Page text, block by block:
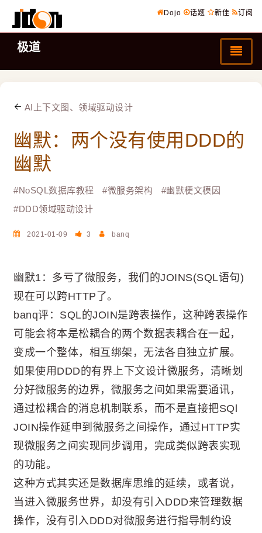
Dojo 话题 新佳 订阅
极道
AI上下文图、领域驱动设计
幽默：两个没有使用DDD的
幽默
#NoSQL数据库教程 #微服务架构 #幽默梗文模因
#DDD领域驱动设计
2021-01-09 3 banq
幽默1：多亏了微服务，我们的JOINS(SQL语句)
现在可以跨HTTP了。
banq评：SQL的JOIN是跨表操作，这种跨表操作
可能会将本是松耦合的两个数据表耦合在一起，
变成一个整体，相互绑架，无法各自独立扩展。
如果使用DDD的有界上下文设计微服务，清晰划
分好微服务的边界，微服务之间如果需要通讯，
通过松耦合的消息机制联系，而不是直接把SQl
JOIN操作延申到微服务之间操作，通过HTTP实
现微服务之间实现同步调用，完成类似跨表实现
的功能。
这种方式其实还是数据库思维的延续，或者说，
当进入微服务世界，却没有引入DDD来管理数据
操作，没有引入DDD对微服务进行指导制约设